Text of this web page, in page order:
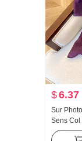
$6.37
Sur
Sens Col
flottant